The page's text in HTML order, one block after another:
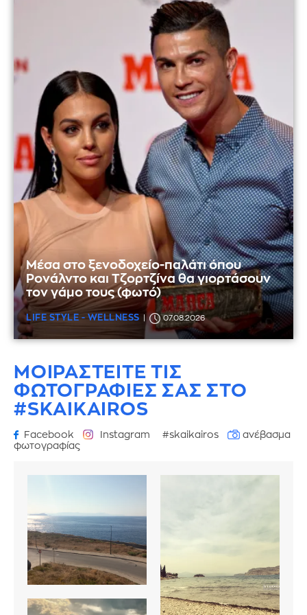
Μέσα στο ξενοδοχείο-παλάτι όπου
Ρονάλντο και Τζορτζίνα θα γιορτάσουν
τον γάμο τους (φωτό)
LIFE STYLE - WELLNESS 07.08.2026
ΜΟΙΡΑΣΤΕΙΤΕ ΤΙΣ
ΦΩΤΟΓΡΑΦΙΕΣ ΣΑΣ ΣΤΟ
#SKAIKAIROS
Facebook Instagram #skaikairos
ανέβασμα
φωτογραφίας